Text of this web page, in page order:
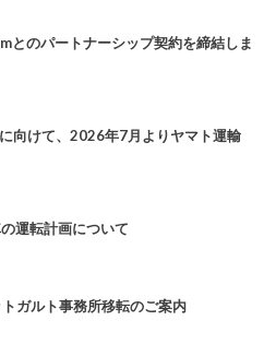
とのパートナーシップ契約を締結しま
向けて、2026年7月よりヤマト運輸
運転計画について
ガルト事務所移転のご案内